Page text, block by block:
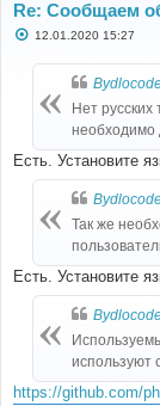
Re: Сообщаем
С
е
12.01.2020 15:27
Нет
необходимо
Есть. Установите
Так же
Есть. Установите
используют
https://github.com/